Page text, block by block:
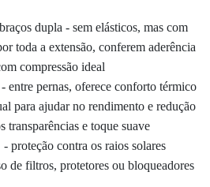
dupla - sem elásticos, mas com
toda a extensão, conferem aderência
compressão ideal
- entre pernas, oferece conforto térmico
para ajudar no rendimento e redução
transparências e toque suave
- proteção contra os raios solares
de filtros, protetores ou bloqueadores